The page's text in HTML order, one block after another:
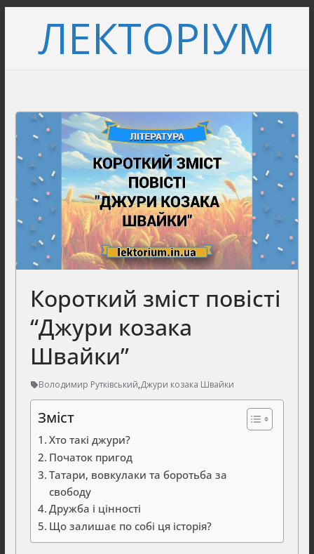
вмістуЛЕКТОРІУМ
Короткий зміст повісті
“Джури козака
Швайки”
Володимир Рутківський,Джури козака Швайки
Зміст
Хто такі джури?
Початок пригод
Татари, вовкулаки та боротьба за
свободу
Дружба і цінності
Що залишає по собі ця історія?